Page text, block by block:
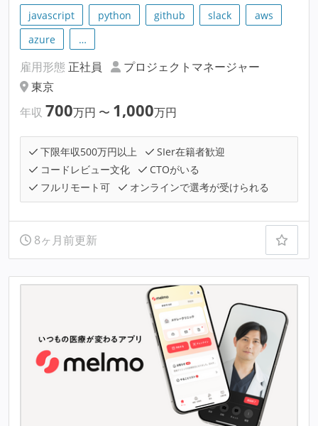
javascript python github slack
aws
azure
…
雇用形態 正社員
プロジェクトマネージャー
東京
年収 700万円 〜 1,000万円
下限年収500万円以上
SIer在籍者歓迎
コードレビュー文化
CTOがいる
フルリモート可
オンラインで選考が受けられる
8ヶ月前更新